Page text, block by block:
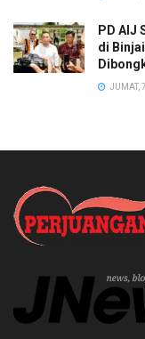
PD AIJ
di
JUMAT,